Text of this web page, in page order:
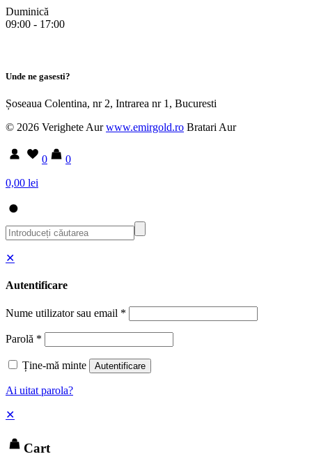
Duminică
09:00 - 17:00
Unde ne gasesti?
Șoseaua Colentina, nr 2, Intrarea nr 1, Bucuresti
© 2026 Verighete Aurwww.emirgold.ro Bratari Aur
0
0
0,00 lei
✕
Autentificare
Nume utilizator sau email *
Parolă *
Ține-mă minte Autentificare
Ai uitat parola?
✕
Cart